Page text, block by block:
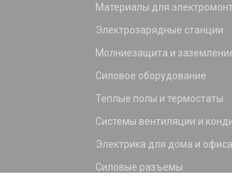
Материалы для
Электрозарядные станции
Молниезащита и
Силовое оборудование
Теплые полы и термостаты
Системы вентиляции и
Электрика для дома и офиса
Силовые разъемы